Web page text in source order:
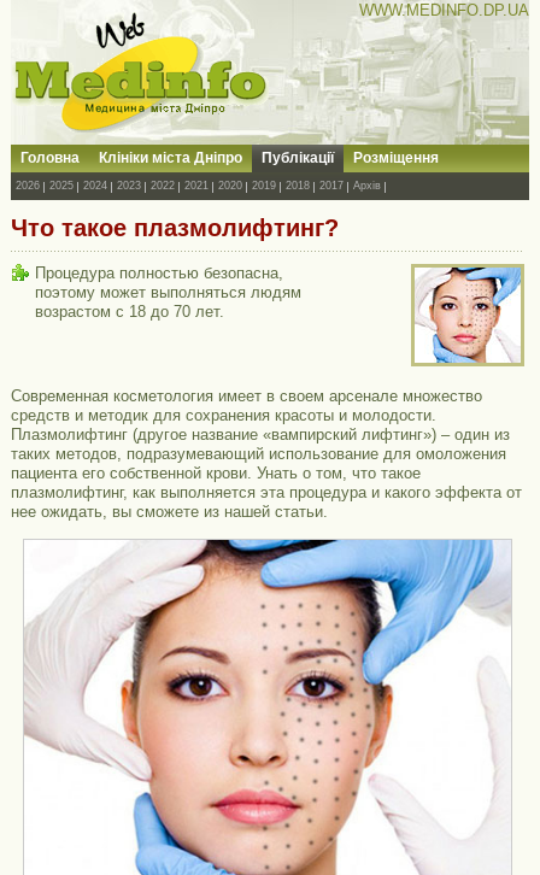
WWW.MEDINFO.DP.UA
Головна Клініки міста Дніпро Публікації Розміщення
2026 2025 2024 2023 2022 2021 2020 2019 2018 2017 Архів
Что такое плазмолифтинг?
Процедура полностью безопасна,
поэтому может выполняться людям
возрастом с 18 до 70 лет.
Современная косметология имеет в своем арсенале множество
средств и методик для сохранения красоты и молодости.
Плазмолифтинг (другое название «вампирский лифтинг») – один из
таких методов, подразумевающий использование для омоложения
пациента его собственной крови. Унать о том, что такое
плазмолифтинг, как выполняется эта процедура и какого эффекта от
нее ожидать, вы сможете из нашей статьи.